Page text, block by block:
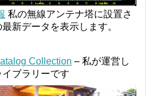
私の無線アンテナ塔に設置さ
新データを表示します。
Collection – 私が運営し
ブラリーです